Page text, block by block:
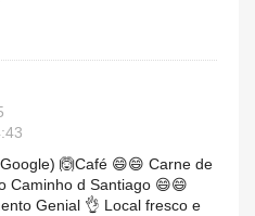
🙆Café 😄😄 Carne de
Caminho d Santiago 😄😄
Genial 👌 Local fresco e